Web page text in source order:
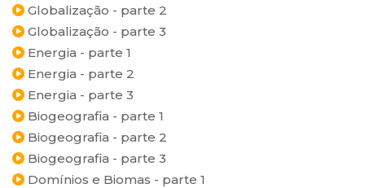
Globalização - parte 2
Globalização - parte 3
Energia - parte 1
Energia - parte 2
Energia - parte 3
Biogeografia - parte 1
Biogeografia - parte 2
Biogeografia - parte 3
Domínios e Biomas - parte 1